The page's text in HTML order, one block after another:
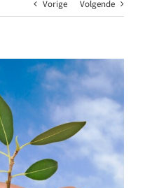
Vorige Volgende